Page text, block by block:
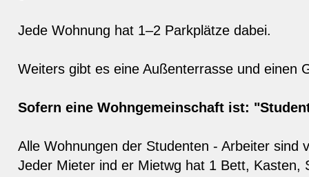
Jede Wohnung hat 1–2 Parkplätze dabei.
Weiters gibt es eine Außenterrasse und einen
Sofern eine Wohngemeinschaft ist:
Alle Wohnungen der Studenten - Arbeiter sind
Jeder Mieter ind er Mietwg hat 1 Bett, Kasten,